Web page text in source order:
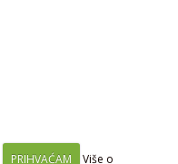
PRIHVAĆAM Više o